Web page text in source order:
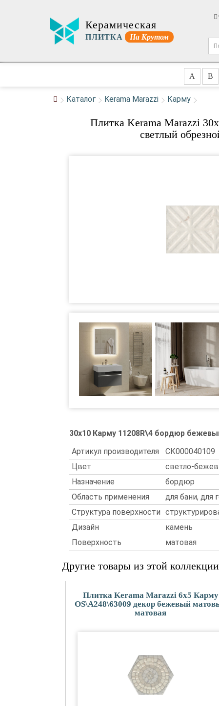
Керамическая
ПЛИТКА На Крутом
A B
Каталог Kerama Marazzi Карму
Плитка Kerama Marazzi
светлый
30x10 Карму 11208R\4 бордюр
Артикул производителя
СК000040109
Цвет
светло-
Назначение
бордюр
Область применения
для бани, для
Структура поверхности
Дизайн
камень
Поверхность
матовая
Другие товары из этой коллекции
Плитка Kerama Marazzi 6x5 Карму
OS\A248\63009 декор бежевый
матовая